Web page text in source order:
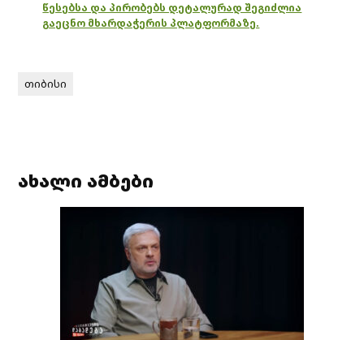
წესებსა და პირობებს დეტალურად შეგიძლია
გაეცნო მხარდაჭერის პლატფორმაზე.
თიბისი
ახალი ამბები